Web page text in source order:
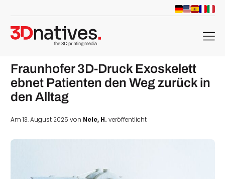
menu
Fraunhofer 3D-Druck Exoskelett
ebnet Patienten den Weg zurück in
den Alltag
Am 13. August 2025 von Nele, H. veröffentlicht